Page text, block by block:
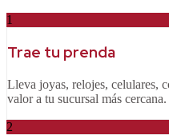
1
Trae tu prenda
Lleva joyas, relojes, celulares,
valor a tu sucursal más cercana.
2